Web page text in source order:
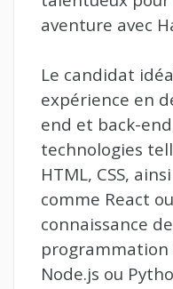
aventure avec
Le candidat
expérience en
end et back-
technologies
HTML, CSS,
comme React
connaissance
programmation
Node.js ou